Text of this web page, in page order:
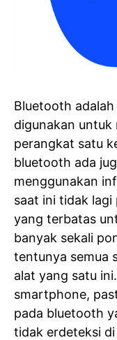
Bluetooth
digunakan untuk
perangkat satu
bluetooth ada
menggunakan
saat ini tidak lagi
yang terbatas
banyak sekali
tentunya semua
alat yang satu
smartphone,
pada bluetooth
tidak erdeteksi